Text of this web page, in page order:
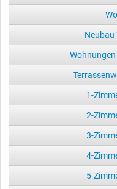
Neubau
1-
2-
3-
4-
5-